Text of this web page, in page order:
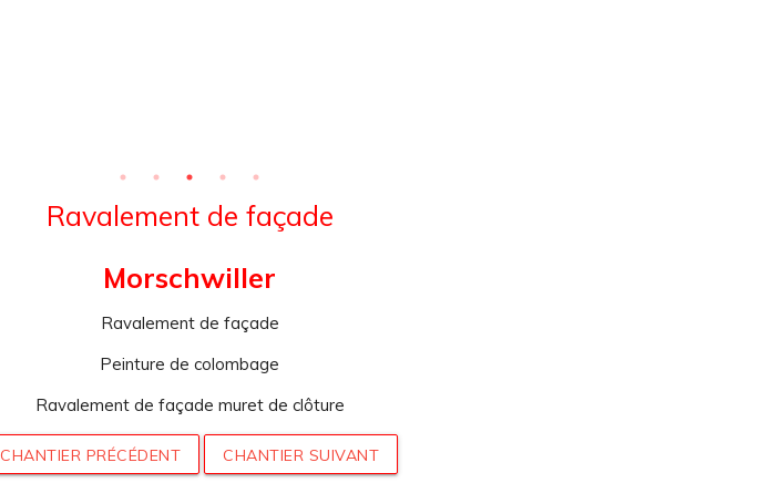
Ravalement de façade
Morschwiller
Ravalement de façade
Peinture de colombage
Ravalement de façade muret de clôture
CHANTIER PRÉCÉDENT CHANTIER SUIVANT